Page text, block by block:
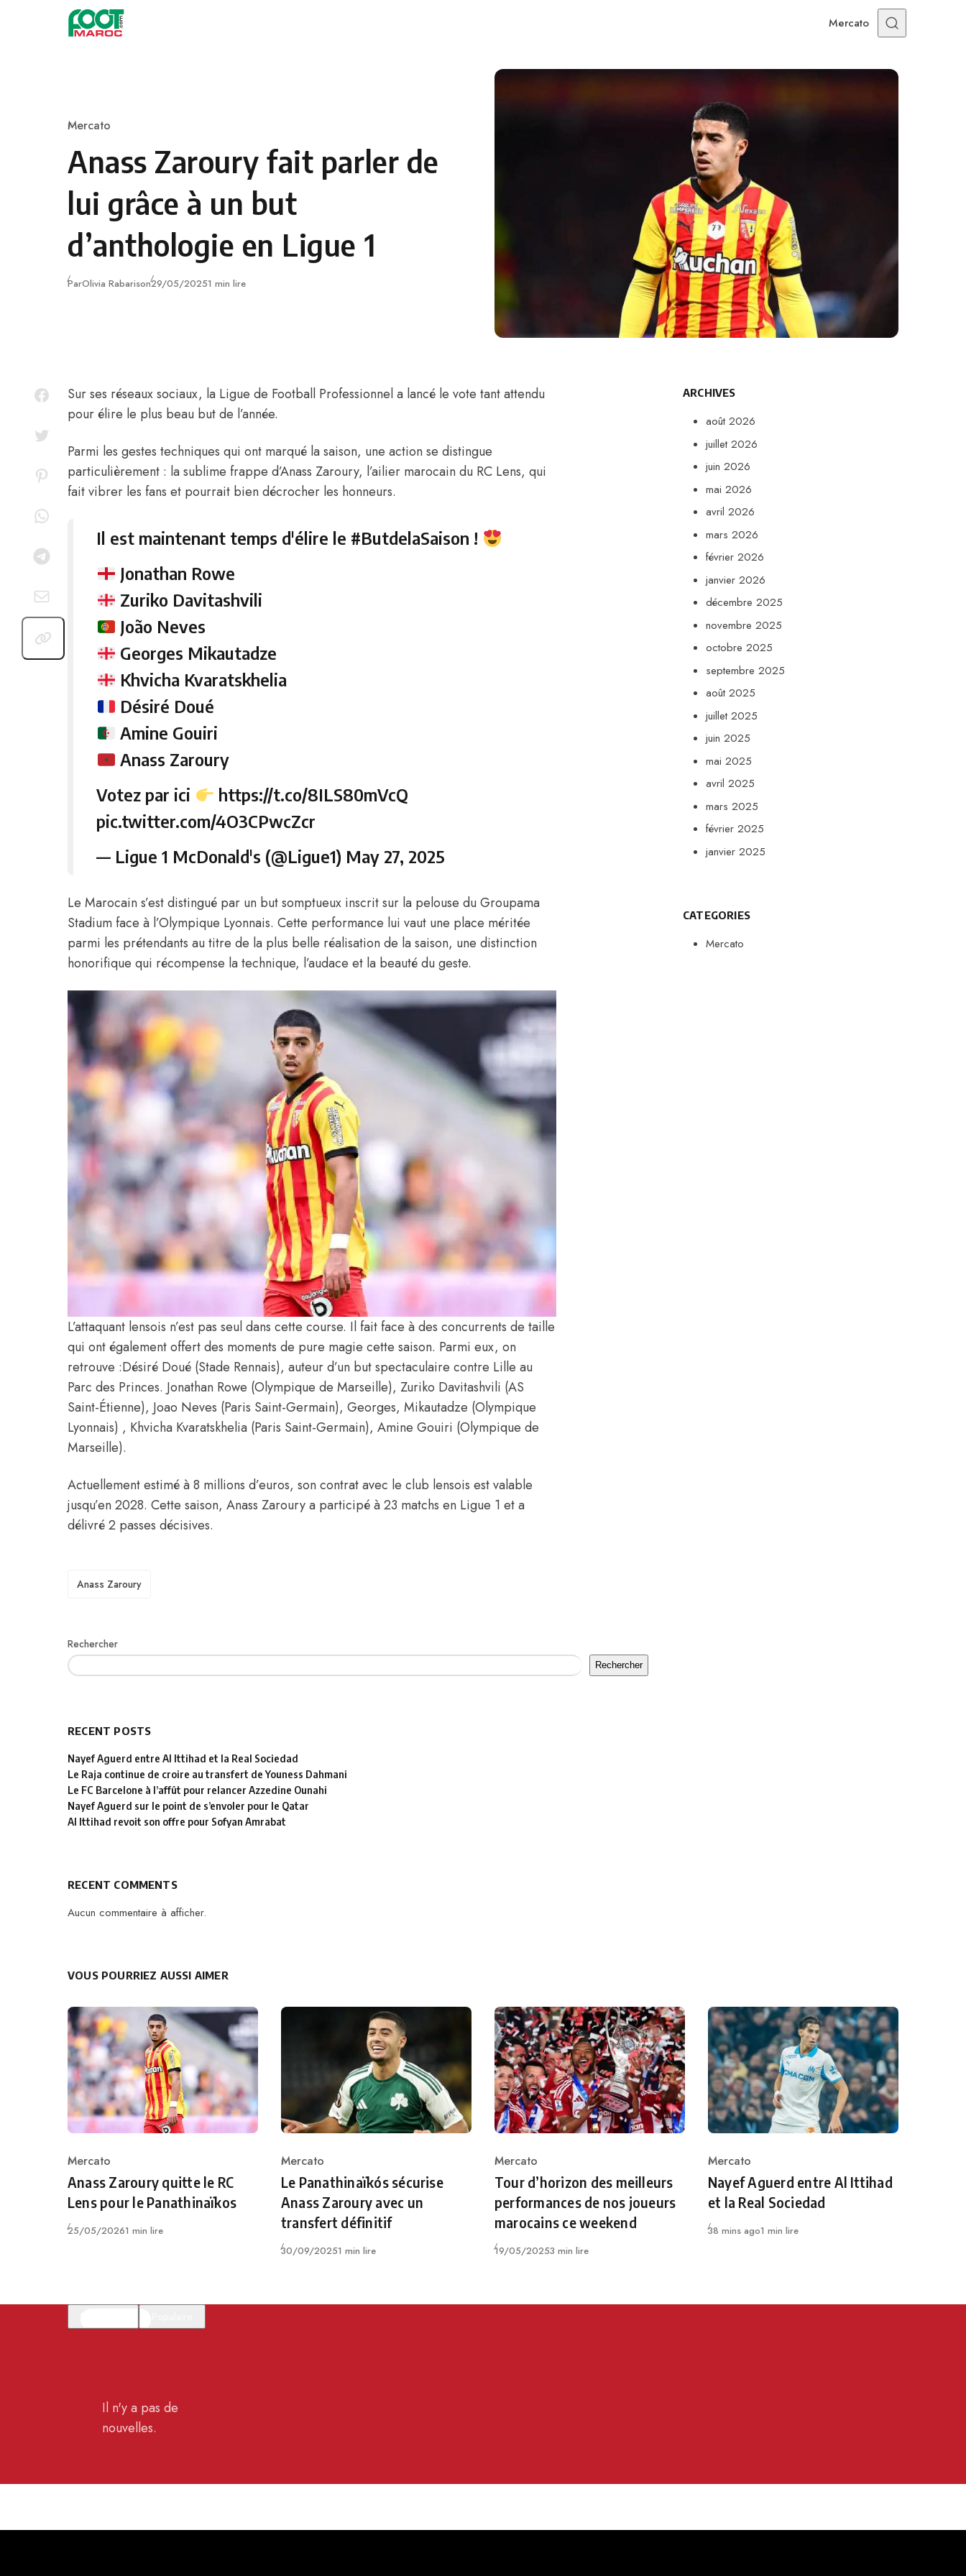
Skip to content
Mercato
Category
Mercato
Anass Zaroury fait parler de
lui grâce à un but
d’anthologie en Ligue 1
ParOlivia RabarisonPublié
29/05/20251 min lire
Sur ses réseaux sociaux, la Ligue de Football Professionnel a lancé le vote tant attendu
pour élire le plus beau but de l’année.
Parmi les gestes techniques qui ont marqué la saison, une action se distingue
particulièrement : la sublime frappe d’Anass Zaroury, l’ailier marocain du RC Lens, qui
fait vibrer les fans et pourrait bien décrocher les honneurs.
Il est maintenant temps d'élire le #ButdelaSaison !
Jonathan Rowe
Zuriko Davitashvili
João Neves
Georges Mikautadze
Khvicha Kvaratskhelia
Désiré Doué
Amine Gouiri
Anass Zaroury
Votez par ici
https://t.co/8ILS80mVcQ
pic.twitter.com/4O3CPwcZcr
— Ligue 1 McDonald's (@Ligue1) May 27, 2025
Le Marocain s’est distingué par un but somptueux inscrit sur la pelouse du Groupama
Stadium face à l’Olympique Lyonnais. Cette performance lui vaut une place méritée
parmi les prétendants au titre de la plus belle réalisation de la saison, une distinction
honorifique qui récompense la technique, l’audace et la beauté du geste.
L’attaquant lensois n’est pas seul dans cette course. Il fait face à des concurrents de taille
qui ont également offert des moments de pure magie cette saison. Parmi eux, on
retrouve :Désiré Doué (Stade Rennais), auteur d’un but spectaculaire contre Lille au
Parc des Princes. Jonathan Rowe (Olympique de Marseille), Zuriko Davitashvili (AS
Saint-Étienne), Joao Neves (Paris Saint-Germain), Georges, Mikautadze (Olympique
Lyonnais) , Khvicha Kvaratskhelia (Paris Saint-Germain), Amine Gouiri (Olympique de
Marseille).
Actuellement estimé à 8 millions d’euros, son contrat avec le club lensois est valable
jusqu’en 2028. Cette saison, Anass Zaroury a participé à 23 matchs en Ligue 1 et a
délivré 2 passes décisives.
TAGS
Anass Zaroury
Rechercher
Rechercher
RECENT POSTS
Nayef Aguerd entre Al Ittihad et la Real Sociedad
Le Raja continue de croire au transfert de Youness Dahmani
Le FC Barcelone à l’affût pour relancer Azzedine Ounahi
Nayef Aguerd sur le point de s’envoler pour le Qatar
Al Ittihad revoit son offre pour Sofyan Amrabat
RECENT COMMENTS
Aucun commentaire à afficher.
ARCHIVES
août 2026
juillet 2026
juin 2026
mai 2026
avril 2026
mars 2026
février 2026
janvier 2026
décembre 2025
novembre 2025
octobre 2025
septembre 2025
août 2025
juillet 2025
juin 2025
mai 2025
avril 2025
mars 2025
février 2025
janvier 2025
CATEGORIES
Mercato
VOUS POURRIEZ AUSSI AIMER
Category
Mercato
Anass Zaroury quitte le RC
Lens pour le Panathinaïkos
Publié
25/05/20261 min lire
Category
Mercato
Le Panathinaïkós sécurise
Anass Zaroury avec un
transfert définitif
Publié
30/09/20251 min lire
Category
Mercato
Tour d’horizon des meilleurs
performances de nos joueurs
marocains ce weekend
Publié
19/05/20253 min lire
Category
Mercato
Nayef Aguerd entre Al Ittihad
et la Real Sociedad
Publié
38 mins ago1 min lire
Il n'y a pas de
nouvelles.